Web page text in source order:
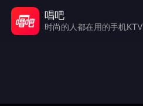
唱吧
时尚的人都在用的手机KTV